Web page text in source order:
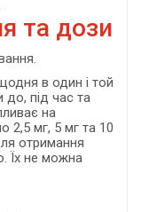
та дози
в один і той
під час та
на
2,5 мг, 5 мг та 10
отримання
Їх не можна